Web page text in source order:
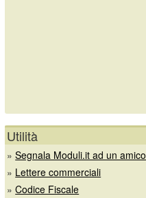
Utilità
»Segnala Moduli.it ad un amico
» Lettere commerciali
»Codice Fiscale